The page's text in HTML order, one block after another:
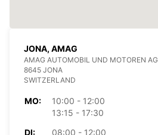
JONA, AMAG
AMAG AUTOMOBIL UND MOTOREN AG
8645 JONA
SWITZERLAND
MO:
10:00 - 12:00
13:15 - 17:30
DI:
08:00 - 12:00